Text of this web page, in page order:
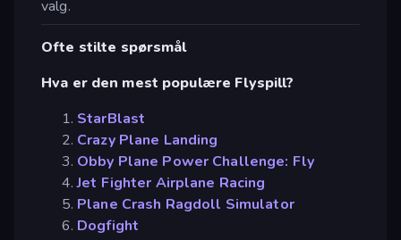
valg.
Ofte stilte spørsmål
Hva er den mest populære Flyspill?
StarBlast
Crazy Plane Landing
Obby Plane Power Challenge: Fly
Jet Fighter Airplane Racing
Plane Crash Ragdoll Simulator
Dogfight